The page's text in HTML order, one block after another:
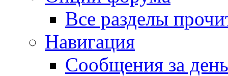
Все разделы
Навигация
Сообщения за день